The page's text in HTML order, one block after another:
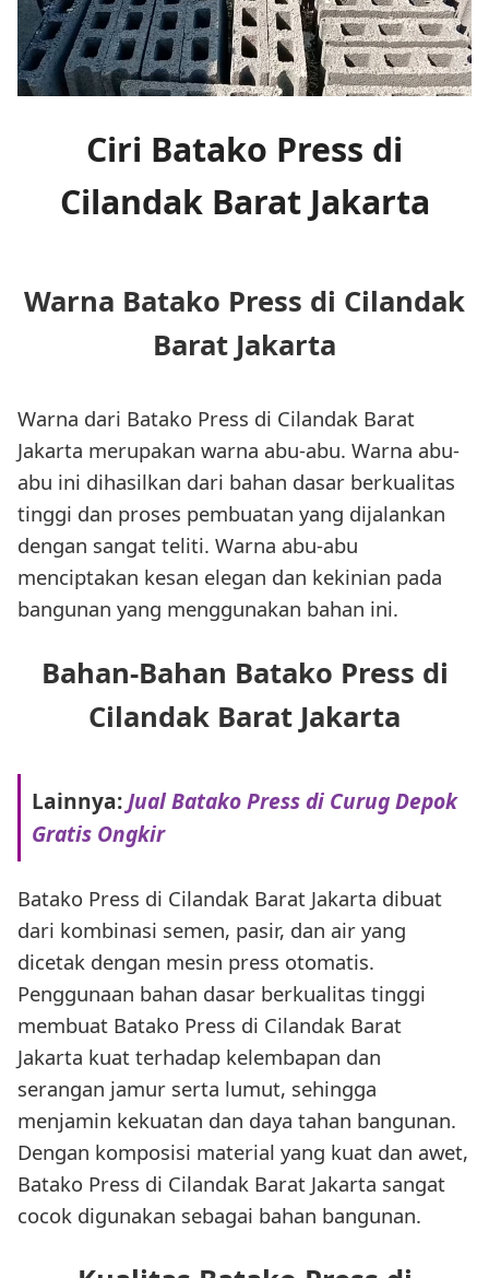
Ciri Batako Press di
Cilandak Barat Jakarta
Warna Batako Press di Cilandak
Barat Jakarta
Warna dari Batako Press di Cilandak Barat
Jakarta merupakan warna abu-abu. Warna abu-
abu ini dihasilkan dari bahan dasar berkualitas
tinggi dan proses pembuatan yang dijalankan
dengan sangat teliti. Warna abu-abu
menciptakan kesan elegan dan kekinian pada
bangunan yang menggunakan bahan ini.
Bahan-Bahan Batako Press di
Cilandak Barat Jakarta
Lainnya:Jual Batako Press di Curug Depok
Gratis Ongkir
Batako Press di Cilandak Barat Jakarta dibuat
dari kombinasi semen, pasir, dan air yang
dicetak dengan mesin press otomatis.
Penggunaan bahan dasar berkualitas tinggi
membuat Batako Press di Cilandak Barat
Jakarta kuat terhadap kelembapan dan
serangan jamur serta lumut, sehingga
menjamin kekuatan dan daya tahan bangunan.
Dengan komposisi material yang kuat dan awet,
Batako Press di Cilandak Barat Jakarta sangat
cocok digunakan sebagai bahan bangunan.